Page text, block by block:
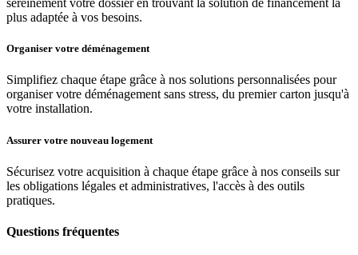
sereinement votre dossier en trouvant la solution de financement la
plus adaptée à vos besoins.
Organiser votre déménagement
Simplifiez chaque étape grâce à nos solutions personnalisées pour
organiser votre déménagement sans stress, du premier carton jusqu'à
votre installation.
Assurer votre nouveau logement
Sécurisez votre acquisition à chaque étape grâce à nos conseils sur
les obligations légales et administratives, l'accès à des outils
pratiques.
Questions fréquentes